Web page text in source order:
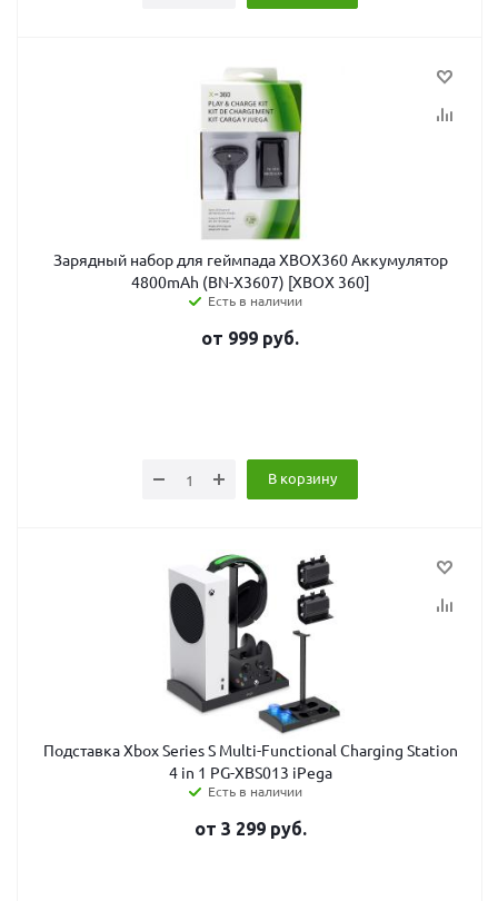
Зарядный набор для геймпада XBOX360 Аккумулятор
4800mAh (BN-X3607) [XBOX 360]
Есть в наличии
от 999 руб.
В корзину
Подставка Xbox Series S Multi-Functional Charging Station
4 in 1 PG-XBS013 iPega
Есть в наличии
от 3 299руб.